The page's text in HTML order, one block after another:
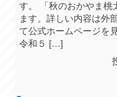
す。 「秋のおかやま桃
ます。詳しい内容は外
て公式ホームページを
令和５ […]